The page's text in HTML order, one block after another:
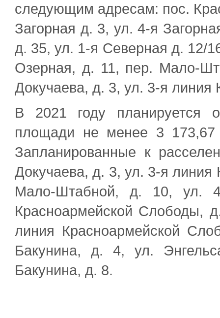
следующим адресам: пос.
Загорная д. 3, ул. 4-я
д. 35, ул. 1-я Северная д. 12/
Озерная, д. 11, пер. Мало-
Докучаева, д. 3, ул. 3-я
В 2021 году планируется
площади не менее 3
Запланированные к
Докучаева, д. 3, ул. 3-я
Мало-Штабной, д. 10, ул.
Красноармейской Слободы,
линия Красноармейской
Бакунина, д. 4, ул.
Бакунина, д. 8.